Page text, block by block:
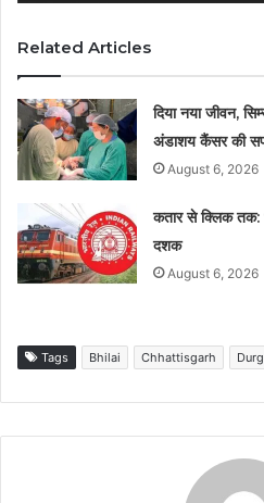
Related Articles
दिया नया जीवन,
अंडाशय कैंसर की
August 6, 2026
कतार से क्लिक तक:
दशक
August 6, 2026
Tags Bhilai Chhattisgarh Durg